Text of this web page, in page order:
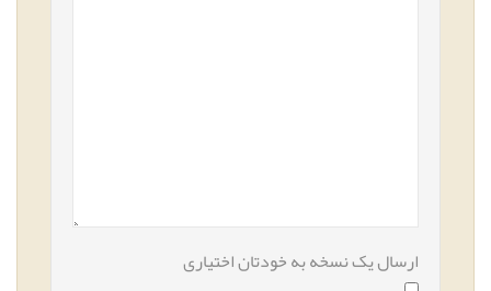
ارسال یک نسخه به خودتاناختیاری